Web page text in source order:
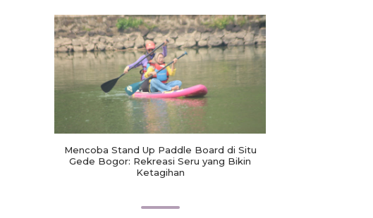
Mencoba Stand Up Paddle Board di Situ
Gede Bogor: Rekreasi Seru yang Bikin
Ketagihan